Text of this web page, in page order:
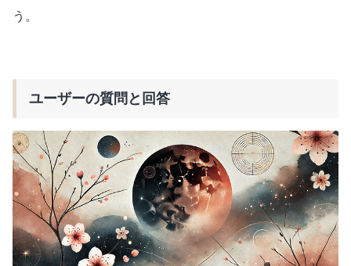
う。
ユーザーの質問と回答